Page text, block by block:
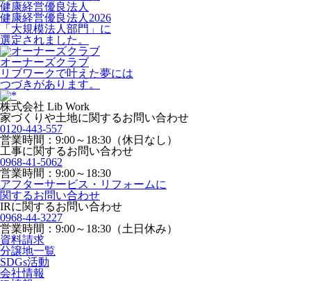
健康経営優良法人
健康経営優良法人2026
「大規模法人部門」に
選定されました。
オーナーズクラブ
リブワークで叶えた夢には
つづきがあります。
株式会社 Lib Work
家づくりや土地に関するお問い合わせ
0120-443-557
営業時間：9:00～18:30（休日なし）
工事に関するお問い合わせ
0968-41-5062
営業時間：9:00～18:30
アフターサービス・リフォームに
関するお問い合わせ
IRに関するお問い合わせ
0968-44-3227
営業時間：9:00～18:30（土日休み）
資料請求
分譲地一覧
SDGs活動
会社情報